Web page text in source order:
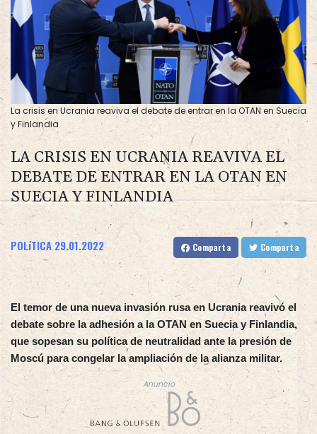
La crisis en Ucrania reaviva el debate de entrar en la OTAN en Suecia
y Finlandia
LA CRISIS EN UCRANIA REAVIVA EL
DEBATE DE ENTRAR EN LA OTAN EN
SUECIA Y FINLANDIA
POLíTICA 29.01.2022 Comparta Comparta
El temor de una nueva invasión rusa en Ucrania reavivó el
debate sobre la adhesión a la OTAN en Suecia y Finlandia,
que sopesan su política de neutralidad ante la presión de
Moscú para congelar la ampliación de la alianza militar.
Anuncio